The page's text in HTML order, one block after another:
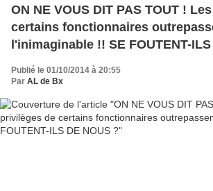
ON NE VOUS DIT PAS TOUT !
certains fonctionnaires
l'inimaginable !! SE FOUTENT-ILS
Publié le 01/10/2014 à 20:55
Par AL de Bx